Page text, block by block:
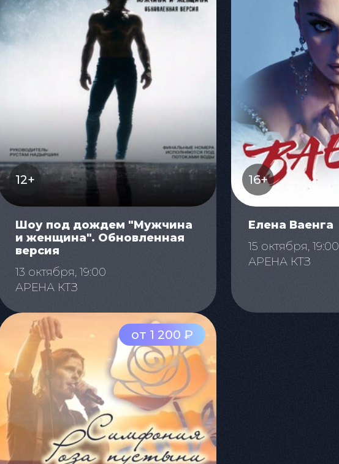
12+
Шоу под дождем "Мужчина
и женщина". Обновленная
версия
13 октября, 19:00
АРЕНА КТЗ
16+
Елена Ваенга
15 октября, 19:00
АРЕНА КТЗ
от 1 200 ₽